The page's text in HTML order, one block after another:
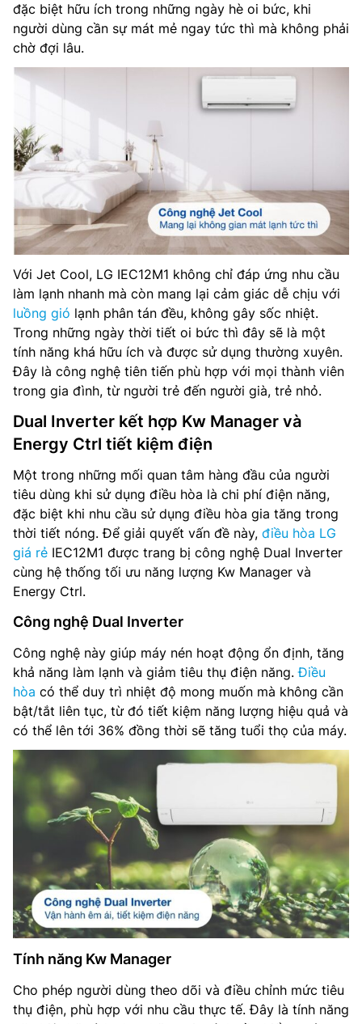
đặc biệt hữu ích trong những ngày hè oi bức, khi
người dùng cần sự mát mẻ ngay tức thì mà không phải
chờ đợi lâu.
Với Jet Cool, LG IEC12M1 không chỉ đáp ứng nhu cầu
làm lạnh nhanh mà còn mang lại cảm giác dễ chịu với
luồng gió lạnh phân tán đều, không gây sốc nhiệt.
Trong những ngày thời tiết oi bức thì đây sẽ là một
tính năng khá hữu ích và được sử dụng thường xuyên.
Đây là công nghệ tiên tiến phù hợp với mọi thành viên
trong gia đình, từ người trẻ đến người già, trẻ nhỏ.
Dual Inverter kết hợp Kw Manager và
Energy Ctrl tiết kiệm điện
Một trong những mối quan tâm hàng đầu của người
tiêu dùng khi sử dụng điều hòa là chi phí điện năng,
đặc biệt khi nhu cầu sử dụng điều hòa gia tăng trong
thời tiết nóng. Để giải quyết vấn đề này, điều hòa LG
giá rẻ IEC12M1 được trang bị công nghệ Dual Inverter
cùng hệ thống tối ưu năng lượng Kw Manager và
Energy Ctrl.
Công nghệ Dual Inverter
Công nghệ này giúp máy nén hoạt động ổn định, tăng
khả năng làm lạnh và giảm tiêu thụ điện năng.Điều
hòa có thể duy trì nhiệt độ mong muốn mà không cần
bật/tắt liên tục, từ đó tiết kiệm năng lượng hiệu quả và
có thể lên tới 36% đồng thời sẽ tăng tuổi thọ của máy.
Tính năng Kw Manager
Cho phép người dùng theo dõi và điều chỉnh mức tiêu
thụ điện, phù hợp với nhu cầu thực tế. Đây là tính năng